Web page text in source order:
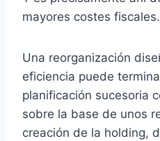
mayores costes fiscales.
Una reorganización
eficiencia puede
planificación sucesoria
sobre la base de unos
creación de la holding,